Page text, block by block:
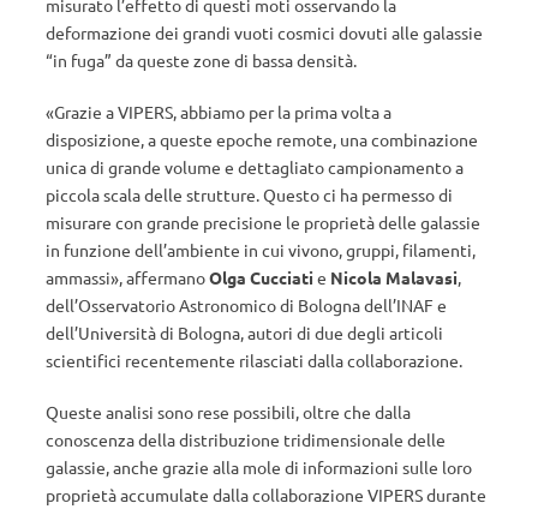
misurato l’effetto di questi moti osservando la
deformazione dei grandi vuoti cosmici dovuti alle galassie
“in fuga” da queste zone di bassa densità.
«Grazie a VIPERS, abbiamo per la prima volta a
disposizione, a queste epoche remote, una combinazione
unica di grande volume e dettagliato campionamento a
piccola scala delle strutture. Questo ci ha permesso di
misurare con grande precisione le proprietà delle galassie
in funzione dell’ambiente in cui vivono, gruppi, filamenti,
ammassi», affermanoOlga Cucciati e Nicola Malavasi,
dell’Osservatorio Astronomico di Bologna dell’INAF e
dell’Università di Bologna, autori di due degli articoli
scientifici recentemente rilasciati dalla collaborazione.
Queste analisi sono rese possibili, oltre che dalla
conoscenza della distribuzione tridimensionale delle
galassie, anche grazie alla mole di informazioni sulle loro
proprietà accumulate dalla collaborazione VIPERS durante